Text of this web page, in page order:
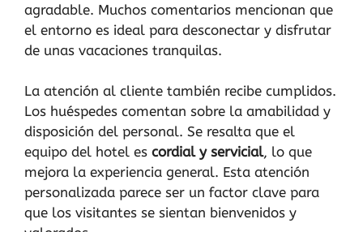
agradable. Muchos comentarios mencionan que
el entorno es ideal para desconectar y disfrutar
de unas vacaciones tranquilas.
La atención al cliente también recibe cumplidos.
Los huéspedes comentan sobre la amabilidad y
disposición del personal. Se resalta que el
equipo del hotel es cordial y servicial, lo que
mejora la experiencia general. Esta atención
personalizada parece ser un factor clave para
que los visitantes se sientan bienvenidos y